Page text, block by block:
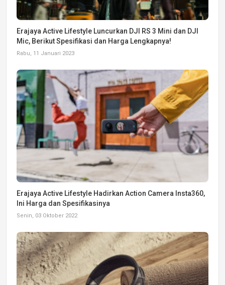
Erajaya Active Lifestyle Luncurkan DJI RS 3 Mini dan DJI
Mic, Berikut Spesifikasi dan Harga Lengkapnya!
Rabu, 11 Januari 2023
Erajaya Active Lifestyle Hadirkan Action Camera Insta360,
Ini Harga dan Spesifikasinya
Senin, 03 Oktober 2022